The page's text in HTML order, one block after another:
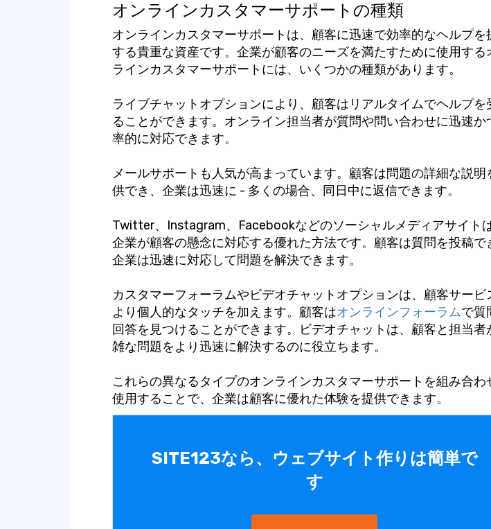
オンラインカスタマーサポートの種類
オンラインカスタマーサポートは、顧客に迅速で効率的なヘルプを
する貴重な資産です。企業が顧客のニーズを満たすために使用する
ラインカスタマーサポートには、いくつかの種類があります。
ライブチャットオプションにより、顧客はリアルタイムでヘルプを
ることができます。オンライン担当者が質問や問い合わせに迅速か
率的に対応できます。
メールサポートも人気が高まっています。顧客は問題の詳細な説明
供でき、企業は迅速に - 多くの場合、同日中に返信できます。
Twitter、Instagram、Facebookなどのソーシャルメディアサイトは
企業が顧客の懸念に対応する優れた方法です。顧客は質問を投稿で
企業は迅速に対応して問題を解決できます。
カスタマーフォーラムやビデオチャットオプションは、顧客サービ
より個人的なタッチを加えます。顧客はオンラインフォーラムで質
回答を見つけることができます。ビデオチャットは、顧客と担当者
雑な問題をより迅速に解決するのに役立ちます。
これらの異なるタイプのオンラインカスタマーサポートを組み合わ
使用することで、企業は顧客に優れた体験を提供できます。
SITE123なら、ウェブサイト作りは簡単で
す